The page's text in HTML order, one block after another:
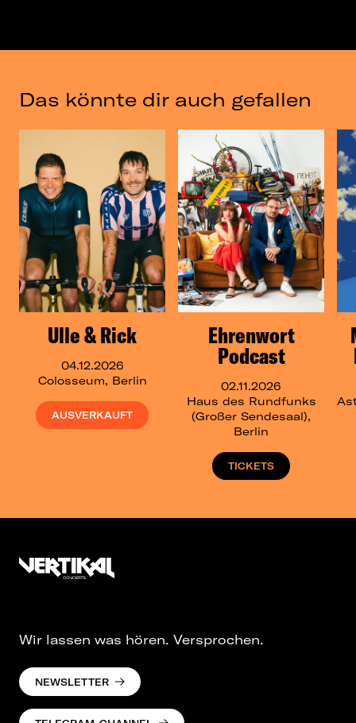
Das könnte dir auch gefallen
Ulle & Rick
04.12.2026
Colosseum, Berlin
AUSVERKAUFT
Ehrenwort
Podcast
02.11.2026
Haus des Rundfunks
(Großer Sendesaal),
Berlin
TICKETS
Wir lassen was hören. Versprochen.
NEWSLETTER